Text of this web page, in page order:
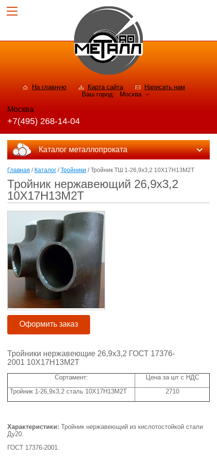
На главную Карта сайта
Написать нам
Ваш город:
Москва
Москва
+7(495) 268-14-04
Каталог металлопроката
Главная / Каталог /Тройники / Тройник ТШ 1-26,9х3,2 10Х17Н13М2Т
Тройник нержавеющий 26,9х3,2
10Х17Н13М2Т
Оформить заказ
Тройники нержавеющие 26,9х3,2 ГОСТ 17376-
2001 10Х17Н13М2Т
Сортамент:
Цена за шт с НДС
Тройник 1-26,9х3,2 сталь 10Х17Н13М2Т
2710
Характеристики: Тройник нержавеющий из кислотостойкой стали
Ду20.
ГОСТ 17376-2001.